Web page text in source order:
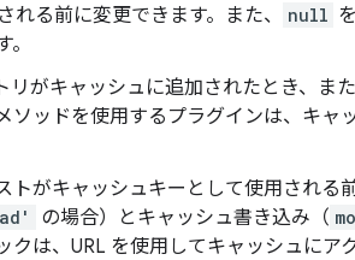
る前に変更できます。また、
null
リがキャッシュに追加されたとき、ま
ソッドを使用するプラグインは、キャ
トがキャッシュキーとして使用される
の場合）とキャッシュ書き込み（
クは、URL を使用してキャッシュにア